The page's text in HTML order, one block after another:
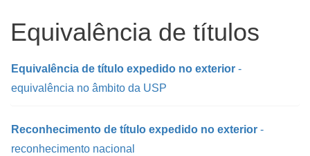
Equivalência de títulos
Equivalência de título expedido no exterior -
equivalência no âmbito da USP
Reconhecimento de título expedido no exterior -
reconhecimento nacional